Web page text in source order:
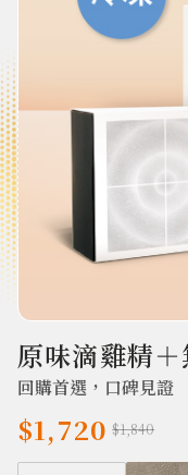
原味滴雞精
回購首選，口碑見證
$1,720 $1,840